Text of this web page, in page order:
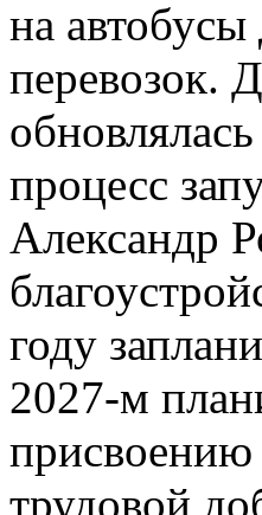
на
перевозок.
процесс
Александр
году
2027-м
присвоению
трудовой